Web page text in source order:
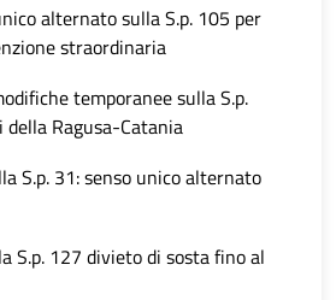
alternato sulla S.p. 105 per
straordinaria
temporanee sulla S.p.
Ragusa-Catania
S.p. 31: senso unico alternato
S.p. 127 divieto di sosta fino al